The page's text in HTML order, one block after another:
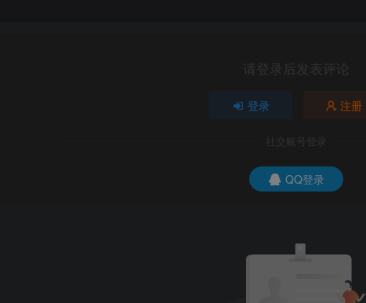
请登录后发表评论
登录 注册
社交账号登录
QQ登录